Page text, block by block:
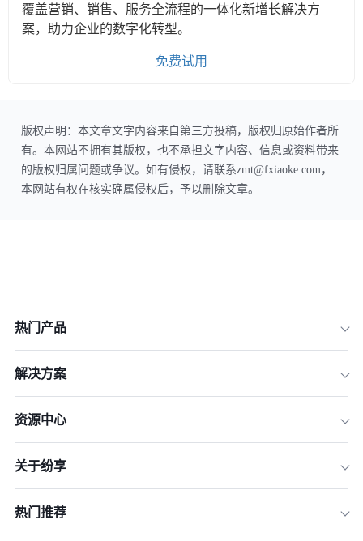
覆盖营销、销售、服务全流程的一体化新增长解决方
案，助力企业的数字化转型。
免费试用
版权声明：本文章文字内容来自第三方投稿，版权归原始作者所
有。本网站不拥有其版权，也不承担文字内容、信息或资料带来
的版权归属问题或争议。如有侵权，请联系zmt@fxiaoke.com，
本网站有权在核实确属侵权后，予以删除文章。
热门产品
解决方案
资源中心
关于纷享
热门推荐